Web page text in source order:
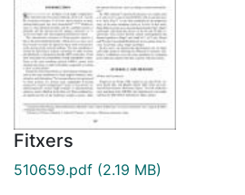
Fitxers
510659.pdf (2.19 MB)